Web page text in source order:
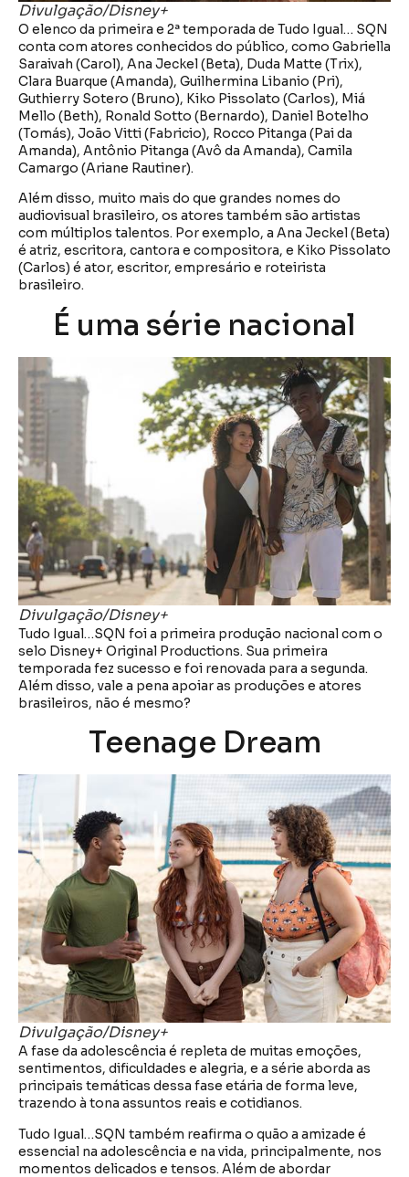
Divulgação/Disney+
O elenco da primeira e 2ª temporada de Tudo Igual… SQN
conta com atores conhecidos do público, como Gabriella
Saraivah (Carol), Ana Jeckel (Beta), Duda Matte (Trix),
Clara Buarque (Amanda), Guilhermina Libanio (Pri),
Guthierry Sotero (Bruno), Kiko Pissolato (Carlos), Miá
Mello (Beth), Ronald Sotto (Bernardo), Daniel Botelho
(Tomás), João Vitti (Fabricio), Rocco Pitanga (Pai da
Amanda), Antônio Pitanga (Avô da Amanda), Camila
Camargo (Ariane Rautiner).
Além disso, muito mais do que grandes nomes do
audiovisual brasileiro, os atores também são artistas
com múltiplos talentos. Por exemplo, a Ana Jeckel (Beta)
é atriz, escritora, cantora e compositora, e Kiko Pissolato
(Carlos) é ator, escritor, empresário e roteirista
brasileiro.
É uma série nacional
Divulgação/Disney+
Tudo Igual…SQN foi a primeira produção nacional com o
selo Disney+ Original Productions. Sua primeira
temporada fez sucesso e foi renovada para a segunda.
Além disso, vale a pena apoiar as produções e atores
brasileiros, não é mesmo?
Teenage Dream
Divulgação/Disney+
A fase da adolescência é repleta de muitas emoções,
sentimentos, dificuldades e alegria, e a série aborda as
principais temáticas dessa fase etária de forma leve,
trazendo à tona assuntos reais e cotidianos.
Tudo Igual…SQN também reafirma o quão a amizade é
essencial na adolescência e na vida, principalmente, nos
momentos delicados e tensos. Além de abordar